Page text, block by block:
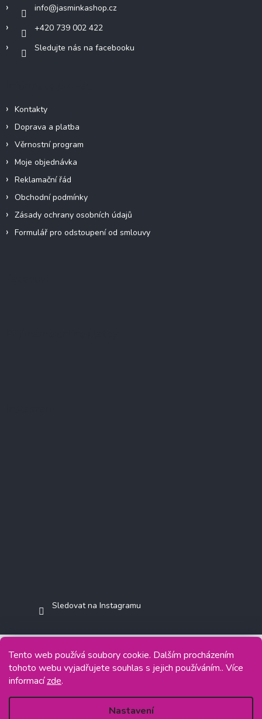
Tento web používá soubory cookie. Dalším procházením
tohoto webu vyjadřujete souhlas s jejich používáním.. Více
informacízde.
Nastavení
info@jasminkashop.cz
+420 739 002 422
Sledujte nás na facebooku
Kontakty
Doprava a platba
Věrnostní program
Moje objednávka
Reklamační řád
Obchodní podmínky
Zásady ochrany osobních údajů
Formulář pro odstoupení od smlouvy
Sledovat na Instagramu
Copyright 2026Jasminkashop.cz. Všechna práva vyhrazena.